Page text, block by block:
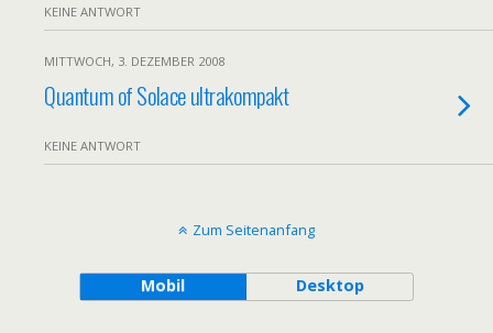
KEINE ANTWORT
MITTWOCH, 3. DEZEMBER 2008
Quantum of Solace ultrakompakt
KEINE ANTWORT
Zum Seitenanfang
Mobil Desktop